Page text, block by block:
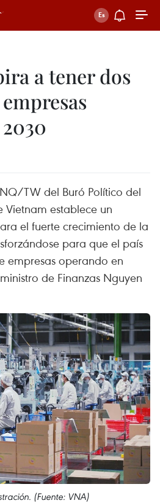
a tener dos
TW del Buró Político del
Vietnam establece un
el fuerte crecimiento de la
para que el país
empresas operando en
de Finanzas Nguyen
(Fuente: VNA)